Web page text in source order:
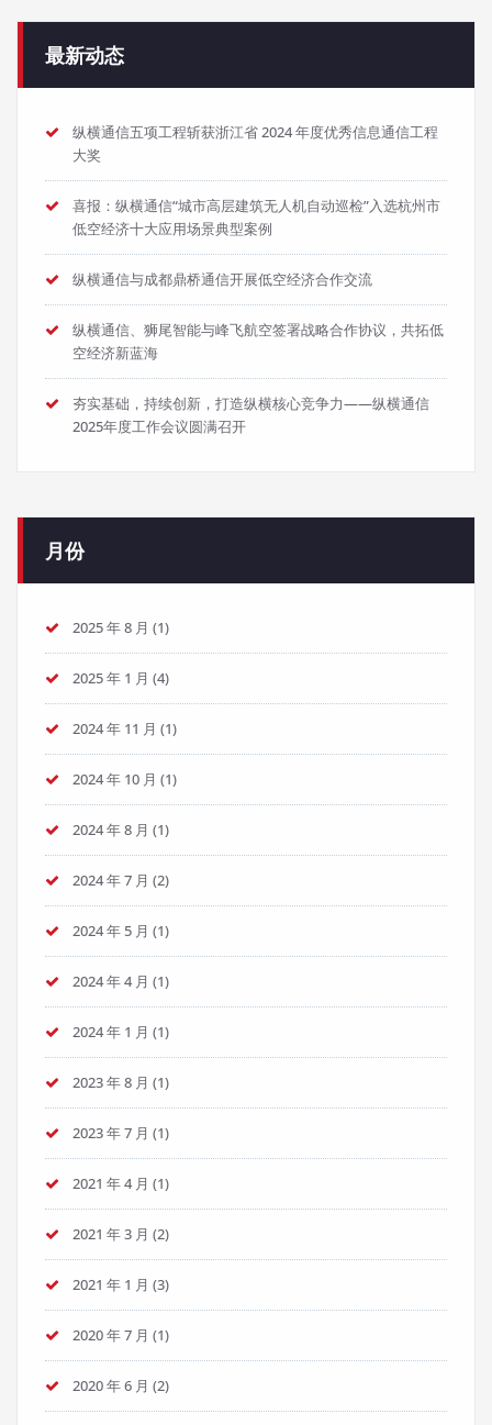
最新动态
纵横通信五项工程斩获浙江省 2024 年度优秀信息通信工程
大奖
喜报：纵横通信“城市高层建筑无人机自动巡检”入选杭州市
低空经济十大应用场景典型案例
纵横通信与成都鼎桥通信开展低空经济合作交流
纵横通信、狮尾智能与峰飞航空签署战略合作协议，共拓低
空经济新蓝海
夯实基础，持续创新，打造纵横核心竞争力——纵横通信
2025年度工作会议圆满召开
月份
2025 年 8 月 (1)
2025 年 1 月 (4)
2024 年 11 月 (1)
2024 年 10 月 (1)
2024 年 8 月 (1)
2024 年 7 月 (2)
2024 年 5 月 (1)
2024 年 4 月 (1)
2024 年 1 月 (1)
2023 年 8 月 (1)
2023 年 7 月 (1)
2021 年 4 月 (1)
2021 年 3 月 (2)
2021 年 1 月 (3)
2020 年 7 月 (1)
2020 年 6 月 (2)